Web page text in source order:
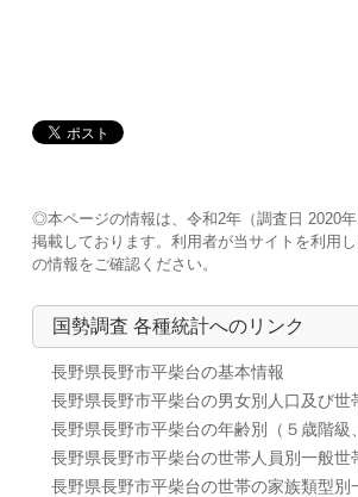
◎本ページの情報は、令和2年（調査日 2020
掲載しております。利用者が当サイトを利用
の情報をご確認ください。
国勢調査 各種統計へのリンク
長野県長野市平柴台の基本情報
長野県長野市平柴台の男女別人口及び世
長野県長野市平柴台の年齢別（５歳階級
長野県長野市平柴台の世帯人員別一般世
長野県長野市平柴台の世帯の家族類型別